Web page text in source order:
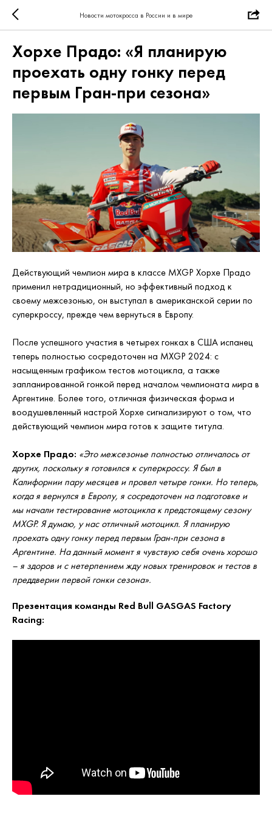
Новости мотокросса в России и в мире
Хорхе Прадо: «Я планирую
проехать одну гонку перед
первым Гран-при сезона»
Действующий чемпион мира в классе MXGP Хорхе Прадо
применил нетрадиционный, но эффективный подход к
своему межсезонью, он выступал в американской серии по
суперкроссу, прежде чем вернуться в Европу.
После успешного участия в четырех гонках в США испанец
теперь полностью сосредоточен на MXGP 2024: с
насыщенным графиком тестов мотоцикла, а также
запланированной гонкой перед началом чемпионата мира в
Аргентине. Более того, отличная физическая форма и
воодушевленный настрой Хорхе сигнализируют о том, что
действующий чемпион мира готов к защите титула.
Хорхе Прадо: «Это межсезонье полностью отличалось от
других, поскольку я готовился к суперкроссу. Я был в
Калифорнии пару месяцев и провел четыре гонки. Но теперь,
когда я вернулся в Европу, я сосредоточен на подготовке и
мы начали тестирование мотоцикла к предстоящему сезону
MXGP. Я думаю, у нас отличный мотоцикл. Я планирую
проехать одну гонку перед первым Гран-при сезона в
Аргентине. На данный момент я чувствую себя очень хорошо
– я здоров и с нетерпением жду новых тренировок и тестов в
преддверии первой гонки сезона».
Презентация команды Red Bull GASGAS Factory
Racing: